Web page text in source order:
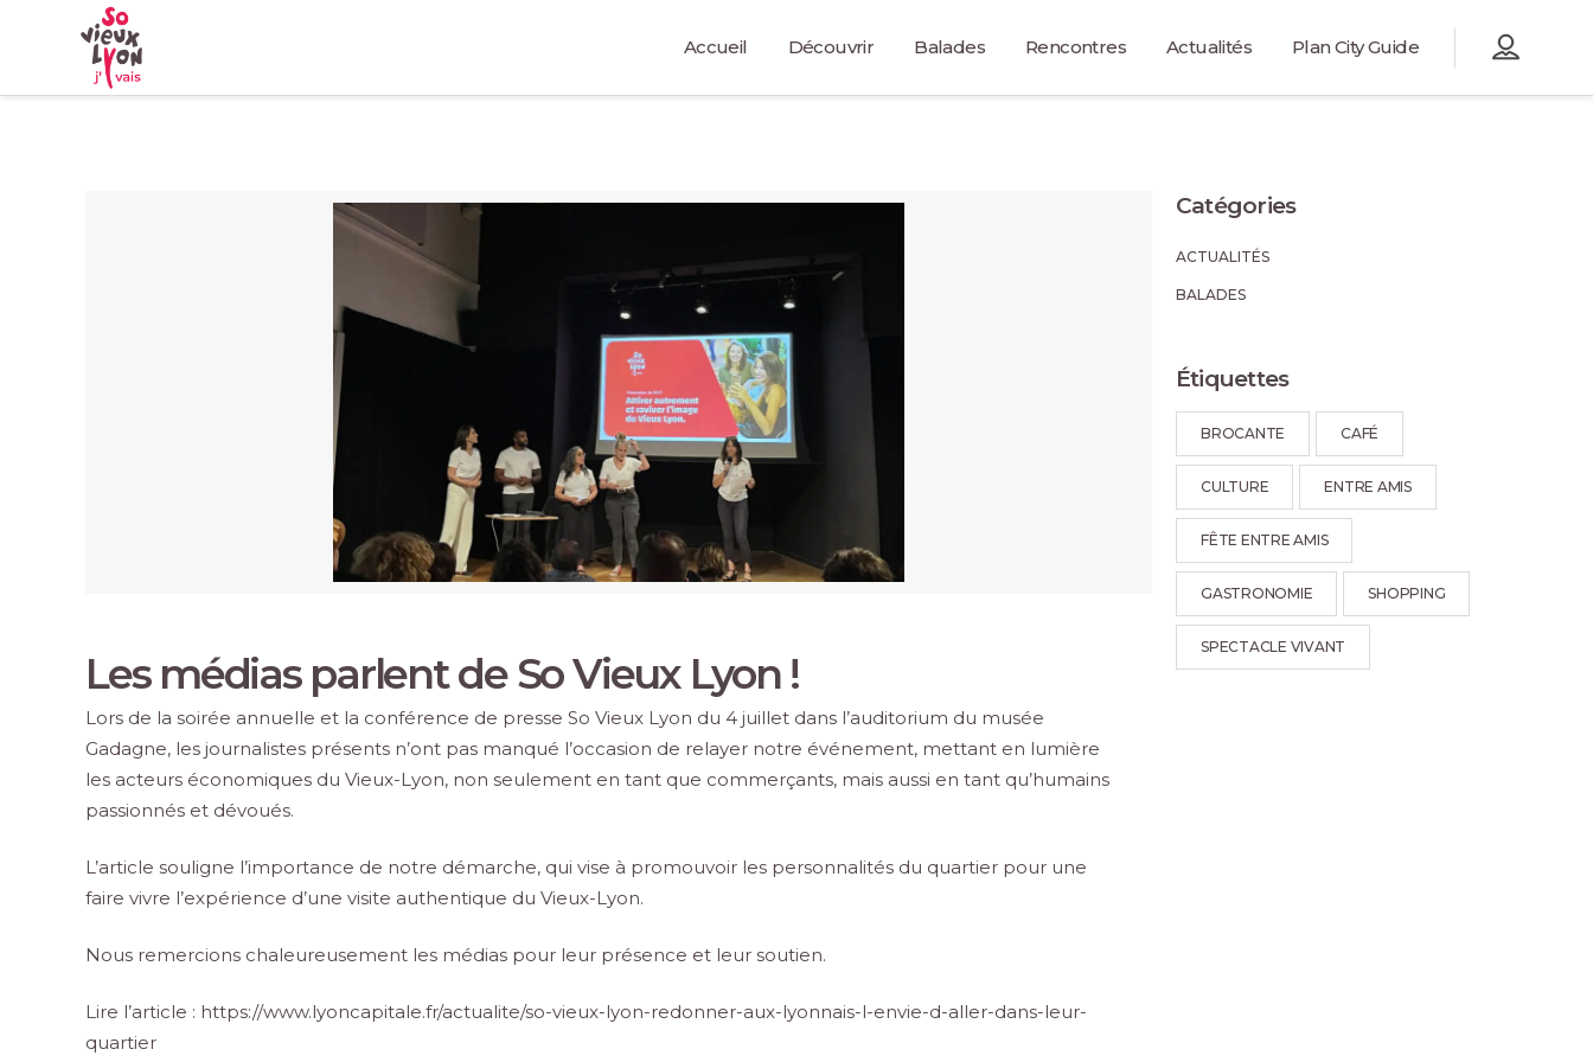
Accueil Découvrir Balades Rencontres Actualités Plan City Guide
Les médias parlent de So Vieux Lyon !
Lors de la soirée annuelle et la conférence de presse So Vieux Lyon du 4 juillet dans l’auditorium du musée
Gadagne, les journalistes présents n’ont pas manqué l’occasion de relayer notre événement, mettant en lumière
les acteurs économiques du Vieux-Lyon, non seulement en tant que commerçants, mais aussi en tant qu’humains
passionnés et dévoués.
L’article souligne l’importance de notre démarche, qui vise à promouvoir les personnalités du quartier pour une
faire vivre l’expérience d’une visite authentique du Vieux-Lyon.
Nous remercions chaleureusement les médias pour leur présence et leur soutien.
Lire l’article : https://www.lyoncapitale.fr/actualite/so-vieux-lyon-redonner-aux-lyonnais-l-envie-d-aller-dans-leur-
quartier
Catégories
ACTUALITÉS
BALADES
Étiquettes
BROCANTE CAFÉ
CULTURE ENTRE AMIS
FÊTE ENTRE AMIS
GASTRONOMIE SHOPPING
SPECTACLE VIVANT